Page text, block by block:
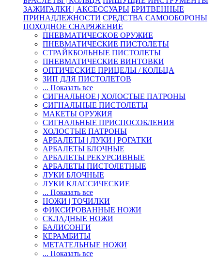
ЗАЖИГАЛКИ | АКСЕССУАРЫ БРИТВЕННЫЕ
ПРИНАДЛЕЖНОСТИ СРЕДСТВА САМООБОРОНЫ
ПОХОДНОЕ СНАРЯЖЕНИЕ
ПНЕВМАТИЧЕСКОЕ ОРУЖИЕ
ПНЕВМАТИЧЕСКИЕ ПИСТОЛЕТЫ
СТРАЙКБОЛЬНЫЕ ПИСТОЛЕТЫ
ПНЕВМАТИЧЕСКИЕ ВИНТОВКИ
ОПТИЧЕСКИЕ ПРИЦЕЛЫ / КОЛЬЦА
ЗИП ДЛЯ ПИСТОЛЕТОВ
... Показать все
СИГНАЛЬНОЕ | ХОЛОСТЫЕ ПАТРОНЫ
СИГНАЛЬНЫЕ ПИСТОЛЕТЫ
МАКЕТЫ ОРУЖИЯ
СИГНАЛЬНЫЕ ПРИСПОСОБЛЕНИЯ
ХОЛОСТЫЕ ПАТРОНЫ
АРБАЛЕТЫ | ЛУКИ | РОГАТКИ
АРБАЛЕТЫ БЛОЧНЫЕ
АРБАЛЕТЫ РЕКУРСИВНЫЕ
АРБАЛЕТЫ ПИСТОЛЕТНЫЕ
ЛУКИ БЛОЧНЫЕ
ЛУКИ КЛАССИЧЕСКИЕ
... Показать все
НОЖИ | ТОЧИЛКИ
ФИКСИРОВАННЫЕ НОЖИ
СКЛАДНЫЕ НОЖИ
БАЛИСОНГИ
КЕРАМБИТЫ
МЕТАТЕЛЬНЫЕ НОЖИ
... Показать все